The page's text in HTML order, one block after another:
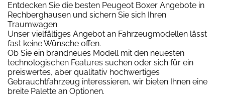
Entdecken Sie die besten Peugeot Boxer Angebote in
Rechberghausen und sichern Sie sich Ihren
Traumwagen.
Unser vielfältiges Angebot an Fahrzeugmodellen lässt
fast keine Wünsche offen.
Ob Sie ein brandneues Modell mit den neuesten
technologischen Features suchen oder sich für ein
preiswertes, aber qualitativ hochwertiges
Gebrauchtfahrzeug interessieren, wir bieten Ihnen eine
breite Palette an Optionen.